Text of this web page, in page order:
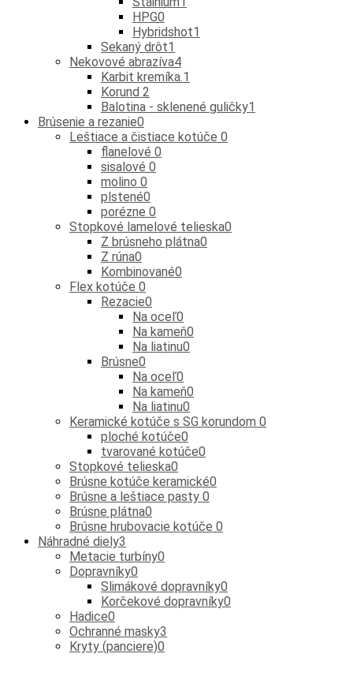
HPG0
Hybridshot1
Sekaný drôt1
Nekovové abrazíva4
Karbit kremíka.1
Korund 2
Balotina - sklenené guličky1
Brúsenie a rezanie0
Leštiace a čistiace kotúče 0
flanelové 0
sisalové 0
molino 0
plstené0
porézne 0
Stopkové lamelové telieska0
Z brúsneho plátna0
Z rúna0
Kombinované0
Flex kotúče 0
Rezacie0
Na oceľ0
Na kameň0
Na liatinu0
Brúsne0
Na oceľ0
Na kameň0
Na liatinu0
Keramické kotúče s SG korundom 0
ploché kotúče0
tvarované kotúče0
Stopkové telieska0
Brúsne kotúče keramické0
Brúsne a leštiace pasty 0
Brúsne plátna0
Brúsne hrubovacie kotúče 0
Náhradné diely3
Metacie turbíny0
Dopravníky0
Slimákové dopravníky0
Korčekové dopravníky0
Hadice0
Ochranné masky3
Kryty (panciere)0